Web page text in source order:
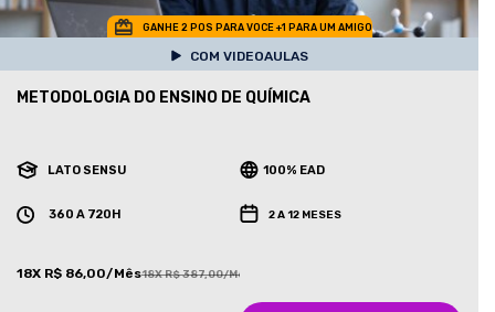
GANHE 2 POS PARA VOCE +1 PARA UM AMIGO
COM VIDEOAULAS
METODOLOGIA DO ENSINO DE QUÍMICA
LATO SENSU 100% EAD
360 A 720H 2 A 12 MESES
18X R$ 86,00/Mês18X R$ 387,00/Mês